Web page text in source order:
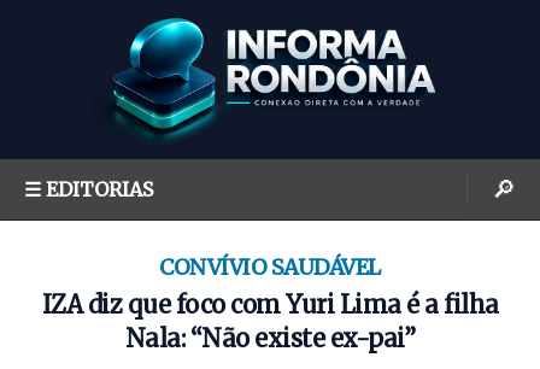
☰ EDITORIAS 🔎
CONVÍVIO SAUDÁVEL
IZA diz que foco com Yuri Lima é a filha
Nala: “Não existe ex-pai”